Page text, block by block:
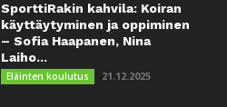
SporttiRakin kahvila: Koiran
käyttäytyminen ja oppiminen
– Sofia Haapanen, Nina
Laiho...
Eläinten koulutus 21.12.2025